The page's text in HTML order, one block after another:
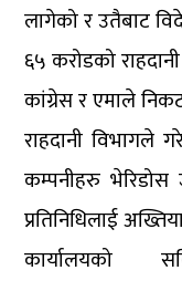
लागेको र उतैबाट
६५ करोडको
कांग्रेस र एमाले
राहदानी विभागले
कम्पनीहरु
प्रतिनिधिलाई
कार्यालयको